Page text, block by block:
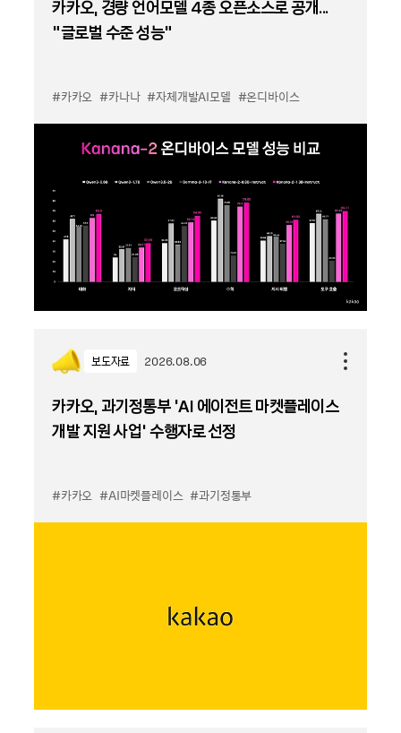
카카오, 경량 언어모델 4종 오픈소스로 공개...
“글로벌 수준 성능”
#카카오 #카나나 #자체개발AI모델 #온디바이스
보도자료 2026.08.06
카카오, 과기정통부 ‘AI 에이전트 마켓플레이스
개발 지원 사업’ 수행자로 선정
#카카오 #AI마켓플레이스 #과기정통부